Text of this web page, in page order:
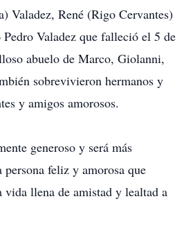
Valadez, René (Rigo Cervantes)
Valadez que falleció el 5 de
abuelo de Marco, Giolanni,
sobrevivieron hermanos y
y amigos amorosos.
generoso y será más
persona feliz y amorosa que
llena de amistad y lealtad a